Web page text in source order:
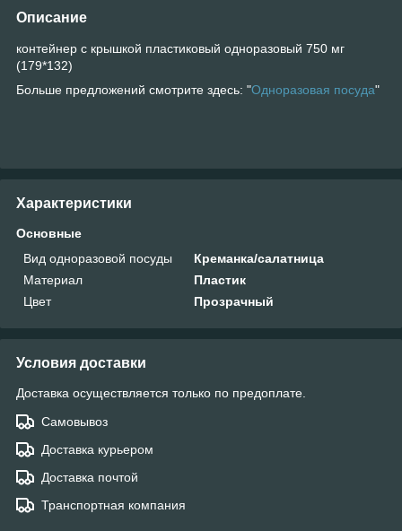
Описание
контейнер с крышкой пластиковый одноразовый 750 мг
(179*132)
Больше предложений смотрите здесь: "Одноразовая посуда"
Характеристики
Основные
Вид одноразовой посуды
Креманка/салатница
Материал
Пластик
Цвет
Прозрачный
Условия доставки
Доставка осуществляется только по предоплате.
Самовывоз
Доставка курьером
Доставка почтой
Транспортная компания